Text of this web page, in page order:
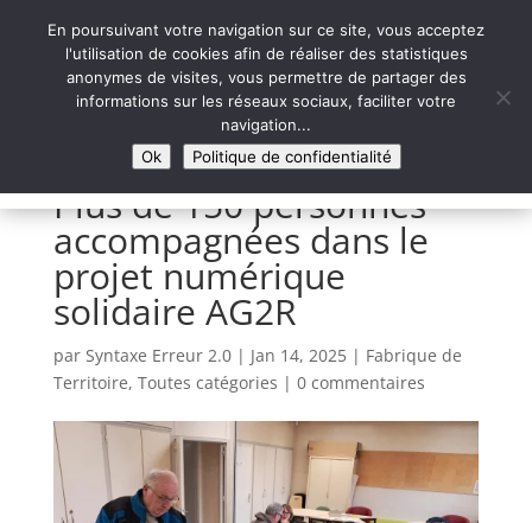
Syntaxe Erreur 2.0
LE NUMÉRIQUE SOLIDAIRE
Plus de 150 personnes
accompagnées dans le
projet numérique
solidaire AG2R
par Syntaxe Erreur 2.0| Jan 14, 2025| Fabrique de
Territoire, Toutes catégories | 0 commentaires
En poursuivant votre navigation sur ce site, vous acceptez
l'utilisation de cookies afin de réaliser des statistiques
anonymes de visites, vous permettre de partager des
informations sur les réseaux sociaux, faciliter votre
navigation...
Ok
Politique de confidentialité